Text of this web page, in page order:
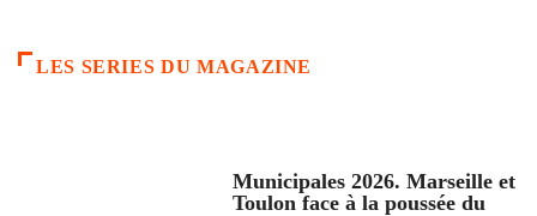
LES SERIES DU MAGAZINE
Municipales 2026. Marseille et
Toulon face à la poussée du